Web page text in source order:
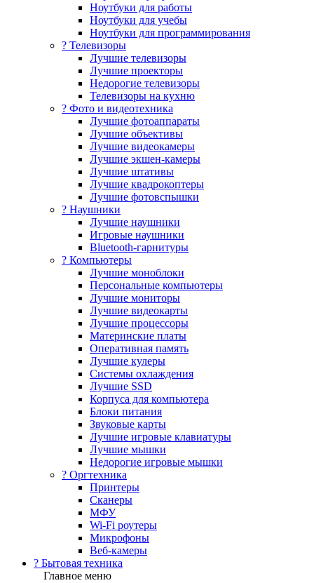
Ноутбуки для работы
Ноутбуки для учебы
Ноутбуки для программирования
? Телевизоры
Лучшие телевизоры
Лучшие проекторы
Недорогие телевизоры
Телевизоры на кухню
? Фото и видеотехника
Лучшие фотоаппараты
Лучшие объективы
Лучшие видеокамеры
Лучшие экшен-камеры
Лучшие штативы
Лучшие квадрокоптеры
Лучшие фотовспышки
? Наушники
Лучшие наушники
Игровые наушники
Bluetooth-гарнитуры
?️ Компьютеры
Лучшие моноблоки
Персональные компьютеры
Лучшие мониторы
Лучшие видеокарты
Лучшие процессоры
Материнские платы
Оперативная память
Лучшие кулеры
Системы охлаждения
Лучшие SSD
Корпуса для компьютера
Блоки питания
Звуковые карты
Лучшие игровые клавиатуры
Лучшие мышки
Недорогие игровые мышки
?️ Оргтехника
Принтеры
Сканеры
МФУ
Wi-Fi роутеры
Микрофоны
Веб-камеры
? Бытовая техника
Главное меню